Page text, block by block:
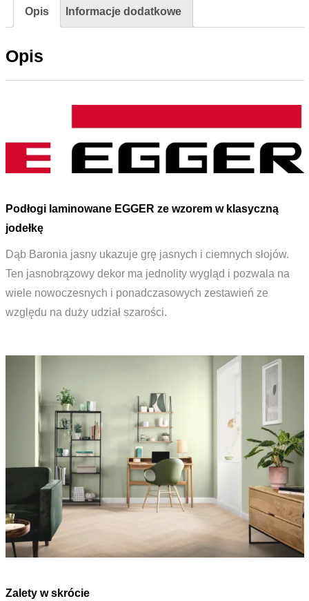
Opis Informacje dodatkowe
Opis
Podłogi laminowane EGGER ze wzorem w klasyczną
jodełkę
Dąb Baronia jasny ukazuje grę jasnych i ciemnych słojów.
Ten jasnobrązowy dekor ma jednolity wygląd i pozwala na
wiele nowoczesnych i ponadczasowych zestawień ze
względu na duży udział szarości.
Zalety w skrócie